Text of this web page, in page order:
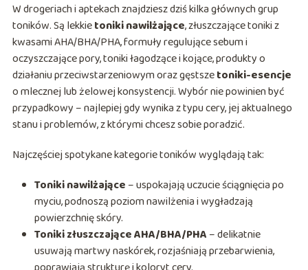
W drogeriach i aptekach znajdziesz dziś kilka głównych grup
toników. Są lekkietoniki nawilżające, złuszczające toniki z
kwasami AHA/BHA/PHA, formuły regulujące sebum i
oczyszczające pory, toniki łagodzące i kojące, produkty o
działaniu przeciwstarzeniowym oraz gęstszetoniki-esencje
o mlecznej lub żelowej konsystencji. Wybór nie powinien być
przypadkowy – najlepiej gdy wynika z typu cery, jej aktualnego
stanu i problemów, z którymi chcesz sobie poradzić.
Najczęściej spotykane kategorie toników wyglądają tak:
Toniki nawilżające – uspokajają uczucie ściągnięcia po
myciu, podnoszą poziom nawilżenia i wygładzają
powierzchnię skóry.
Toniki złuszczające AHA/BHA/PHA – delikatnie
usuwają martwy naskórek, rozjaśniają przebarwienia,